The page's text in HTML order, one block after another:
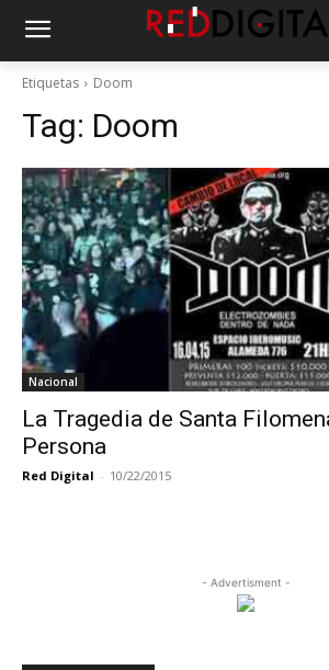
Etiquetas Doom
Tag: Doom
Nacional
La Tragedia de Santa
Persona
Red Digital - 10/22/2015
- Advertisment -